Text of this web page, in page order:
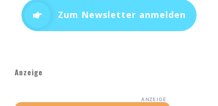
Zum Newsletter anmelden
Anzeige